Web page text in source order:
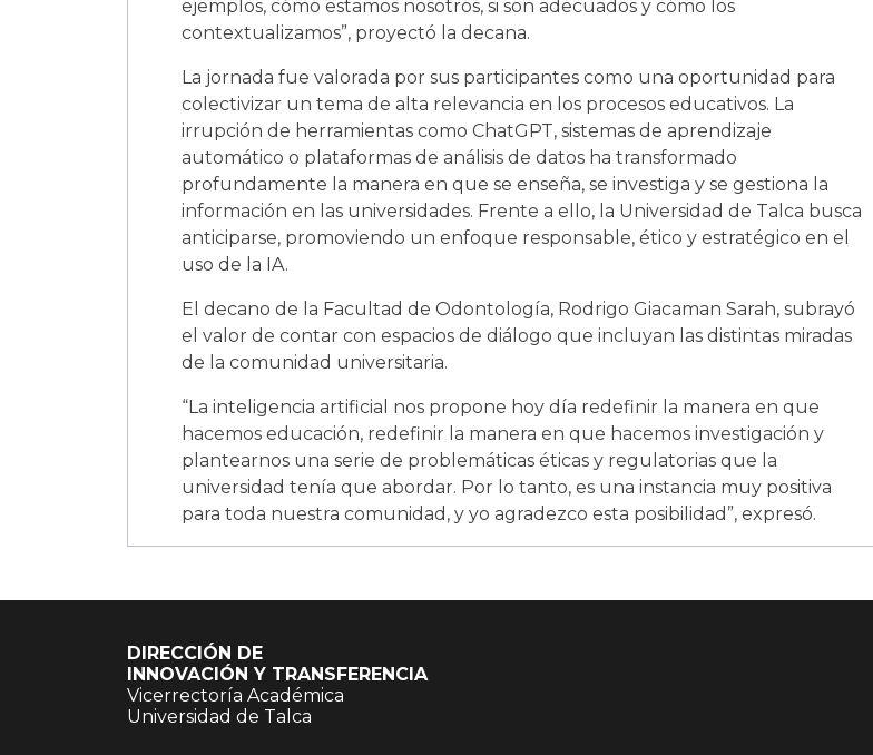
ejemplos, cómo estamos nosotros, si son adecuados y cómo los
contextualizamos”, proyectó la decana.
La jornada fue valorada por sus participantes como una oportunidad para
colectivizar un tema de alta relevancia en los procesos educativos. La
irrupción de herramientas como ChatGPT, sistemas de aprendizaje
automático o plataformas de análisis de datos ha transformado
profundamente la manera en que se enseña, se investiga y se gestiona la
información en las universidades. Frente a ello, la Universidad de Talca busca
anticiparse, promoviendo un enfoque responsable, ético y estratégico en el
uso de la IA.
El decano de la Facultad de Odontología, Rodrigo Giacaman Sarah, subrayó
el valor de contar con espacios de diálogo que incluyan las distintas miradas
de la comunidad universitaria.
“La inteligencia artificial nos propone hoy día redefinir la manera en que
hacemos educación, redefinir la manera en que hacemos investigación y
plantearnos una serie de problemáticas éticas y regulatorias que la
universidad tenía que abordar. Por lo tanto, es una instancia muy positiva
para toda nuestra comunidad, y yo agradezco esta posibilidad”, expresó.
DIRECCIÓN DE
INNOVACIÓN Y TRANSFERENCIA
Vicerrectoría Académica
Universidad de Talca